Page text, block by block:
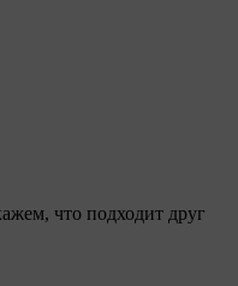
что подходит друг